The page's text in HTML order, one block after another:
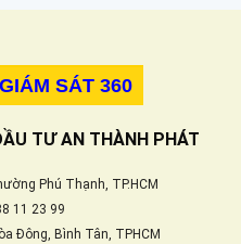
SÁT 360
TƯ AN THÀNH PHÁT
Phú Thạnh, TP.HCM
11 23 99
Đông, Bình Tân, TPHCM